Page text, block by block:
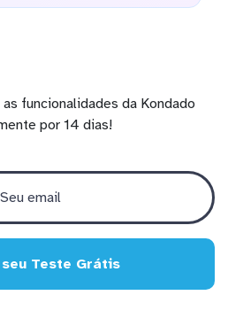
funcionalidades da Kondado
por 14 dias!
seu Teste Grátis